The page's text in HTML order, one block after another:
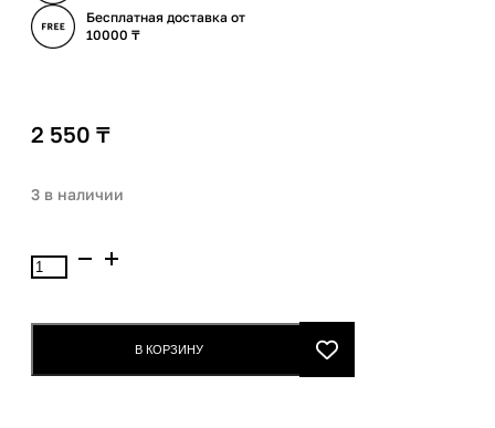
Бесплатная доставка от
10000 ₸
2 550 ₸
3 в наличии
Количество
товара
В КОРЗИНУ